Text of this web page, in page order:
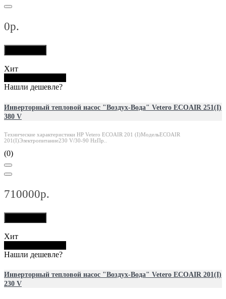
0р.
Хит
Нашли дешевле?
Инверторный тепловой насос "Воздух-Вода" Vetero ECOAIR 251(I)
380 V
Технические характеристики HP Vetero ECOAIR 201 (I)МодельECOAIR
201(I)Электропитание230 V/30-90 HzПр..
(0)
710000р.
Хит
Нашли дешевле?
Инверторный тепловой насос "Воздух-Вода" Vetero ECOAIR 201(I)
230 V